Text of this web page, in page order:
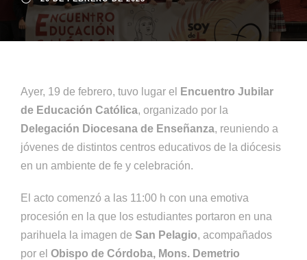
Ayer, 19 de febrero, tuvo lugar el
Encuentro Jubilar
de Educación Católica, organizado por la
Delegación Diocesana de Enseñanza, reuniendo a
jóvenes de distintos centros educativos de la diócesis
en un ambiente de fe y celebración.
El acto comenzó a las 11:00 h con una emotiva
procesión en la que los estudiantes portaron en una
parihuela la imagen de San Pelagio, acompañados
por el Obispo de Córdoba, Mons. Demetrio